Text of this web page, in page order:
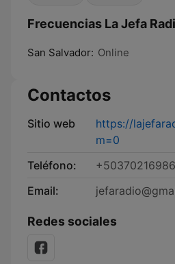
Frecuencias La Jefa
San Salvador: Online
Contactos
Sitio web
https://
m=0
Teléfono:
+50370216986
Email:
Redes sociales